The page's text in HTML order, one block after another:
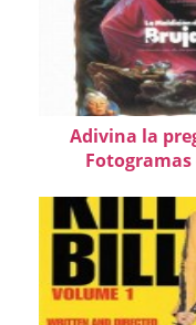
Adivina la
Fotogramas